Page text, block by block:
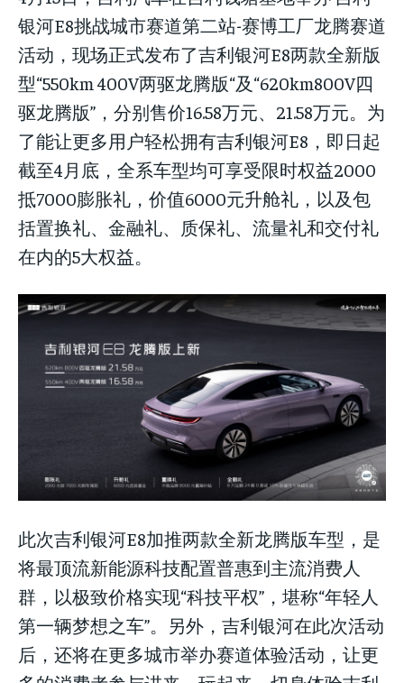
LIFESTYLE
LIFESTYLE
LIFESTYLE
银河E8挑战城市赛道第二站-赛博工厂龙腾赛道
活动，现场正式发布了吉利银河E8两款全新版
型“550km 400V两驱龙腾版“及“620km800V四
驱龙腾版”，分别售价16.58万元、21.58万元。为
了能让更多用户轻松拥有吉利银河E8，即日起
截至4月底，全系车型均可享受限时权益2000
抵7000膨胀礼，价值6000元升舱礼，以及包
括置换礼、金融礼、质保礼、流量礼和交付礼
在内的5大权益。
此次吉利银河E8加推两款全新龙腾版车型，是
将最顶流新能源科技配置普惠到主流消费人
群，以极致价格实现“科技平权”，堪称“年轻人
第一辆梦想之车”。另外，吉利银河在此次活动
后，还将在更多城市举办赛道体验活动，让更